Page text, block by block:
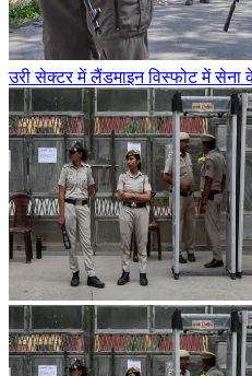
उरी सेक्टर में लैंडमाइन विस्फोट में सेना